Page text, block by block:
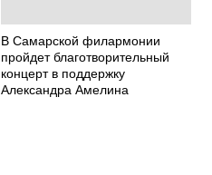
В Самарской филармонии
пройдет благотворительный
концерт в поддержку
Александра Амелина